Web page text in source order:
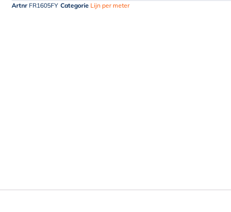
Artnr FR1605FY Categorie Lijn per meter